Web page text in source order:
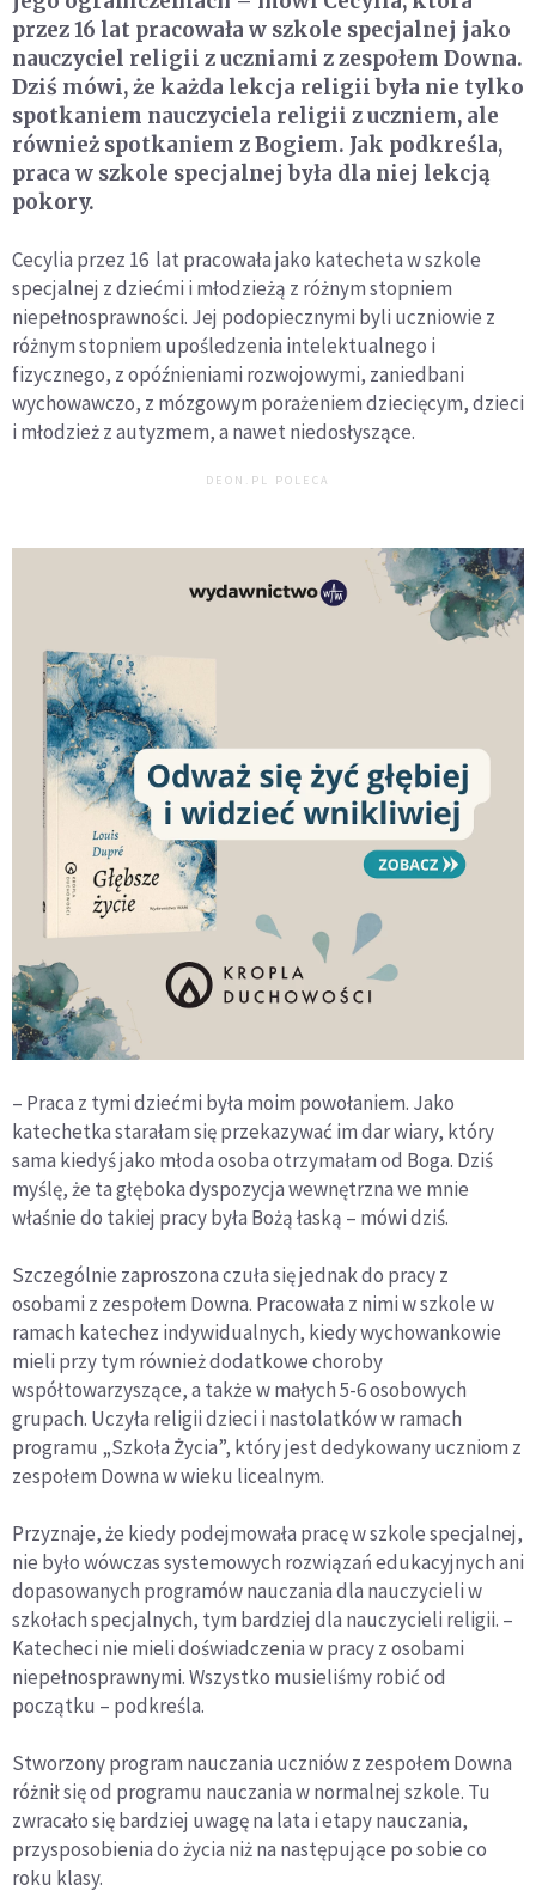
przez 16 lat pracowała w szkole specjalnej jako
nauczyciel religii z uczniami z zespołem Downa.
Dziś mówi, że każda lekcja religii była nie tylko
spotkaniem nauczyciela religii z uczniem, ale
również spotkaniem z Bogiem. Jak podkreśla,
praca w szkole specjalnej była dla niej lekcją
pokory.
Cecylia przez 16 lat pracowała jako katecheta w szkole
specjalnej z dziećmi i młodzieżą z różnym stopniem
niepełnosprawności. Jej podopiecznymi byli uczniowie z
różnym stopniem upośledzenia intelektualnego i
fizycznego, z opóźnieniami rozwojowymi, zaniedbani
wychowawczo, z mózgowym porażeniem dziecięcym, dzieci
i młodzież z autyzmem, a nawet niedosłyszące.
DEON.PL POLECA
– Praca z tymi dziećmi była moim powołaniem. Jako
katechetka starałam się przekazywać im dar wiary, który
sama kiedyś jako młoda osoba otrzymałam od Boga. Dziś
myślę, że ta głęboka dyspozycja wewnętrzna we mnie
właśnie do takiej pracy była Bożą łaską – mówi dziś.
Szczególnie zaproszona czuła się jednak do pracy z
osobami z zespołem Downa. Pracowała z nimi w szkole w
ramach katechez indywidualnych, kiedy wychowankowie
mieli przy tym również dodatkowe choroby
współtowarzyszące, a także w małych 5-6 osobowych
grupach. Uczyła religii dzieci i nastolatków w ramach
programu „Szkoła Życia”, który jest dedykowany uczniom z
zespołem Downa w wieku licealnym.
Przyznaje, że kiedy podejmowała pracę w szkole specjalnej,
nie było wówczas systemowych rozwiązań edukacyjnych ani
dopasowanych programów nauczania dla nauczycieli w
szkołach specjalnych, tym bardziej dla nauczycieli religii. –
Katecheci nie mieli doświadczenia w pracy z osobami
niepełnosprawnymi. Wszystko musieliśmy robić od
początku – podkreśla.
Stworzony program nauczania uczniów z zespołem Downa
różnił się od programu nauczania w normalnej szkole. Tu
zwracało się bardziej uwagę na lata i etapy nauczania,
przysposobienia do życia niż na następujące po sobie co
roku klasy.